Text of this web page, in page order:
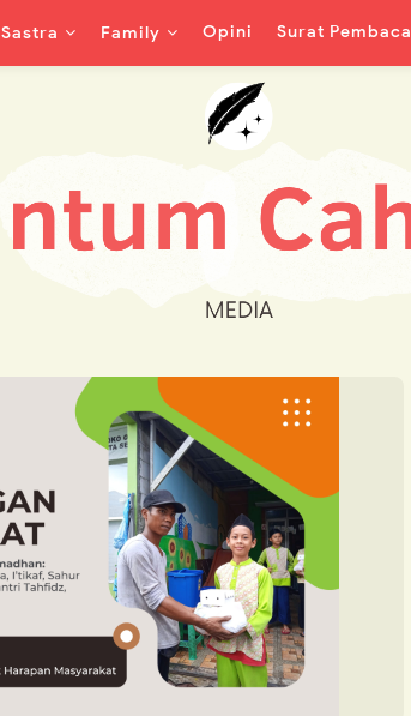
Sastra Family Opini Surat Pembaca